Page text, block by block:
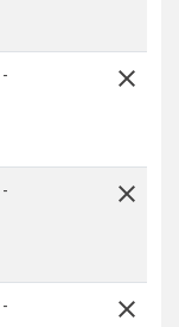
- close
- close
- close